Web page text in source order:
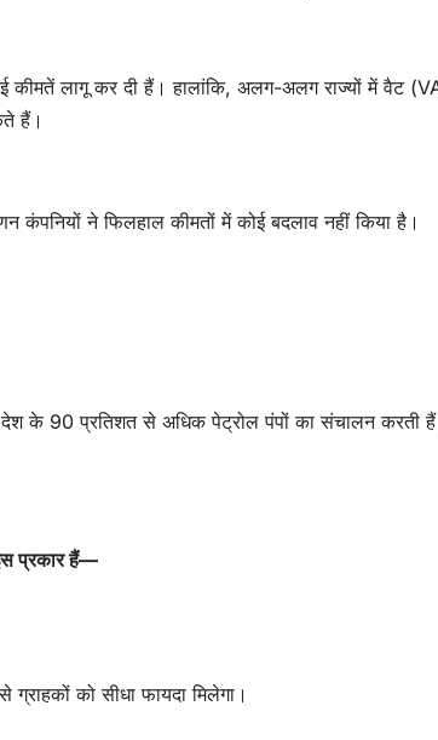
कीमतें लागू कर दी हैं। हालांकि, अलग-अलग राज्यों में वैट
हैं।
कंपनियों ने फिलहाल कीमतों में कोई बदलाव नहीं किया है।
के 90 प्रतिशत से अधिक पेट्रोल पंपों का संचालन करती
प्रकार हैं—
को सीधा फायदा मिलेगा।